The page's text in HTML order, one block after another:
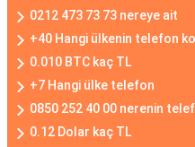
0212 473 73 73 nereye ait
+40 Hangi ülkenin telefon
0.010 BTC kaç TL
+7 Hangi ülke telefon
0850 252 40 00 nerenin
0.12 Dolar kaç TL